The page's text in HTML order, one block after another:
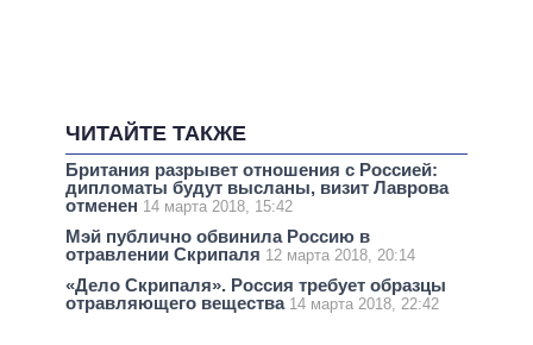
ЧИТАЙТЕ ТАКЖЕ
Британия разрывет отношения с Россией:
дипломаты будут высланы, визит Лаврова
отменен 14 марта 2018, 15:42
Мэй публично обвинила Россию в
отравлении Скрипаля 12 марта 2018, 20:14
«Дело Скрипаля». Россия требует образцы
отравляющего вещества 14 марта 2018, 22:42